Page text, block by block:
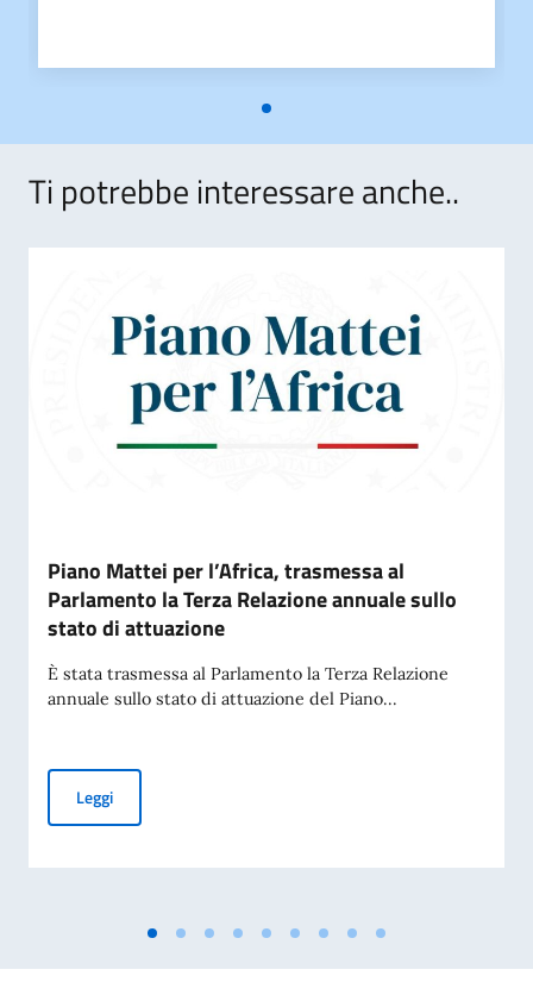
Ti potrebbe interessare anche..
Piano Mattei per l’Africa, trasmessa al
Parlamento la Terza Relazione annuale sullo
stato di attuazione
È stata trasmessa al Parlamento la Terza Relazione
annuale sullo stato di attuazione del Piano...
LeggiPiano Mattei per l’Africa, trasmessa al Parlamento la